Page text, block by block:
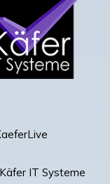
IT Systeme